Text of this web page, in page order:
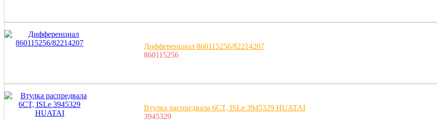
Дифференциал 860115256/82214207
860115256
Втулка распредвала 6CT, ISLe 3945329 HUATAI
3945329